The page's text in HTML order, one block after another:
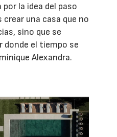
la idea del paso
una casa que no
sino que se
donde el tiempo se
Alexandra.